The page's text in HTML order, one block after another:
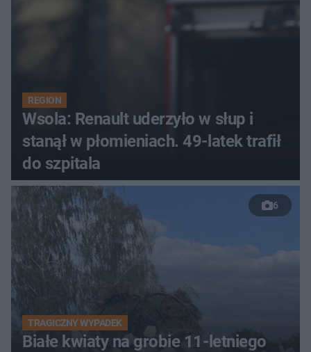
REGION
Wsola: Renault uderzyło w słup i
stanął w płomieniach. 49-latek trafił
do szpitala
6
TRAGICZNY WYPADEK
Białe kwiaty na grobie 11-letniego